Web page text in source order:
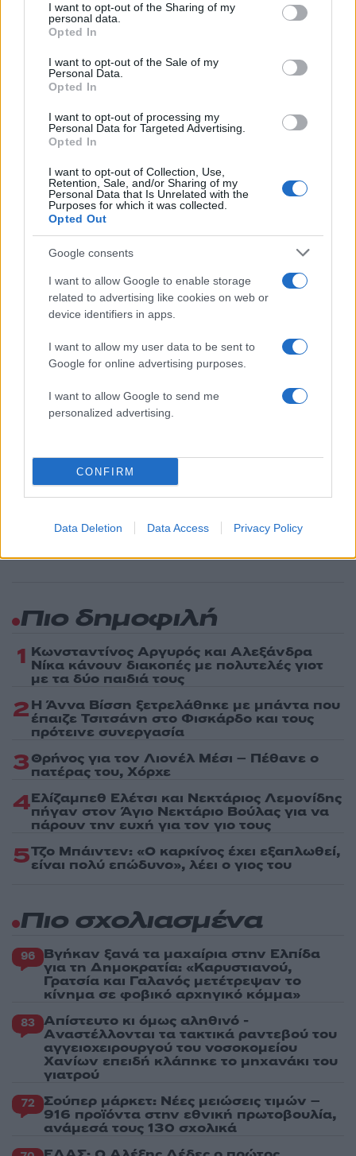
not limited to your visit or usage behaviour. You may click to
grant or deny consent to Google and its third-party tags to
use your data for below specified purposes in below Google
consent section.
I want to opt-out of the Sharing of my
personal data.
Opted In
I want to opt-out of the Sale of my
Personal Data.
Opted In
I want to opt-out of processing my
Personal Data for Targeted Advertising.
Opted In
I want to opt-out of Collection, Use,
Retention, Sale, and/or Sharing of my
Personal Data that Is Unrelated with the
Purposes for which it was collected.
Opted Out
Google consents
I want to allow Google to enable storage
related to advertising like cookies on web or
device identifiers in apps.
I want to allow my user data to be sent to
Google for online advertising purposes.
I want to allow Google to send me
personalized advertising.
CONFIRM
Data Deletion Data Access Privacy Policy
Σχόλια
Σχολίασε εδώ
Υποβολή σχολίου
Πολιτική Απορρήτου&Όροι Χρήσης της Google.
Πολιτική
ΑΛΕΞΗΣ ΤΣΙΠΡΑΣ
ΝΙΚΟΣ ΚΩΝΣΤΑΝΤΟΠΟΥΛΟΣ
Ακολουθήστε το Νewsit.gr στο
ενημερωθείτε πρώτοι για όλη την ειδησεογραφία και τα
Πιο δημοφιλή
1 Κωνσταντίνος Αργυρός και Αλεξάνδρα
Νίκα κάνουν διακοπές με πολυτελές γιοτ
με τα δύο παιδιά τους
2Η Άννα Βίσση ξετρελάθηκε με μπάντα που
έπαιζε Τσιτσάνη στο Φισκάρδο και τους
πρότεινε συνεργασία
3Θρήνος για τον Λιονέλ Μέσι – Πέθανε ο
πατέρας του, Χόρχε
4Ελίζαμπεθ Ελέτσι και Νεκτάριος Λεμονίδης
πήγαν στον Άγιο Νεκτάριο Βούλας για να
πάρουν την ευχή για τον γιο τους
5Τζο Μπάιντεν: «Ο καρκίνος έχει εξαπλωθεί,
είναι πολύ επώδυνο», λέει ο γιος του
Πιο σχολιασμένα
96 Βγήκαν ξανά τα μαχαίρια στην Ελπίδα
για τη Δημοκρατία: «Καρυστιανού,
Γρατσία και Γαλανός μετέτρεψαν το
κίνημα σε φοβικό αρχηγικό κόμμα»
83 Απίστευτο κι όμως αληθινό -
Aναστέλλονται τα τακτικά ραντεβού του
αγγειοχειρουργού του νοσοκομείου
Χανίων επειδή κλάπηκε το μηχανάκι του
γιατρού
72 Σούπερ μάρκετ: Νέες μειώσεις τιμών –
916 προϊόντα στην εθνική πρωτοβουλία,
ανάμεσά τους 130 σχολικά